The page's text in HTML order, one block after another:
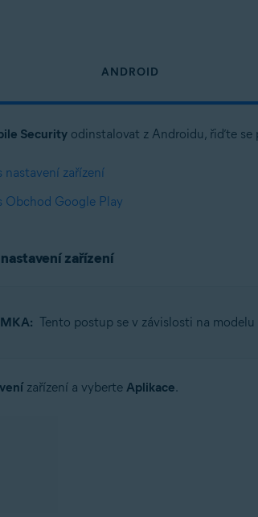
ANDROID
Securityodinstalovat z Androidu, řiďte se
nastavení zařízení
Obchod Google Play
zařízení
Tento postup se v závislosti na
zařízení a vyberte Aplikace.